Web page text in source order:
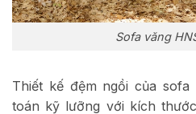
Sofa văng
Thiết kế đệm ngồi của sofa
toán kỹ lưỡng với kích